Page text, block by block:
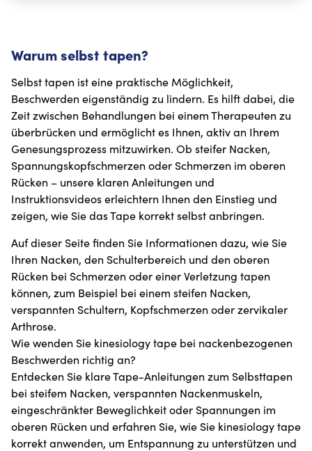
Warum selbst tapen?
Selbst tapen ist eine praktische Möglichkeit,
Beschwerden eigenständig zu lindern. Es hilft dabei, die
Zeit zwischen Behandlungen bei einem Therapeuten zu
überbrücken und ermöglicht es Ihnen, aktiv an Ihrem
Genesungsprozess mitzuwirken. Ob steifer Nacken,
Spannungskopfschmerzen oder Schmerzen im oberen
Rücken – unsere klaren Anleitungen und
Instruktionsvideos erleichtern Ihnen den Einstieg und
zeigen, wie Sie das Tape korrekt selbst anbringen.
Auf dieser Seite finden Sie Informationen dazu, wie Sie
Ihren Nacken, den Schulterbereich und den oberen
Rücken bei Schmerzen oder einer Verletzung tapen
können, zum Beispiel bei einem steifen Nacken,
verspannten Schultern, Kopfschmerzen oder zervikaler
Arthrose.
Wie wenden Sie kinesiology tape bei nackenbezogenen
Beschwerden richtig an?
Entdecken Sie klare Tape-Anleitungen zum Selbsttapen
bei steifem Nacken, verspannten Nackenmuskeln,
eingeschränkter Beweglichkeit oder Spannungen im
oberen Rücken und erfahren Sie, wie Sie kinesiology tape
korrekt anwenden, um Entspannung zu unterstützen und